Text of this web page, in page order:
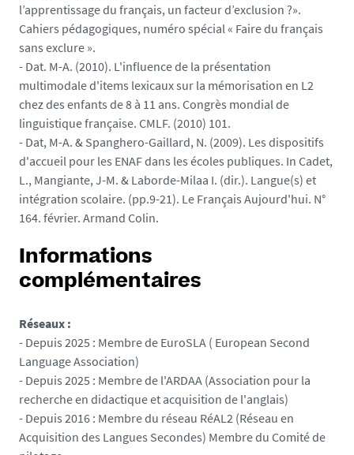
l’apprentissage du français, un facteur d’exclusion ?».
Cahiers pédagogiques, numéro spécial « Faire du français
sans exclure ».
- Dat. M-A. (2010). L'influence de la présentation
multimodale d'items lexicaux sur la mémorisation en L2
chez des enfants de 8 à 11 ans. Congrès mondial de
linguistique française. CMLF. (2010) 101.
- Dat, M-A. & Spanghero-Gaillard, N. (2009). Les dispositifs
d'accueil pour les ENAF dans les écoles publiques. In Cadet,
L., Mangiante, J-M. & Laborde-Milaa I. (dir.). Langue(s) et
intégration scolaire. (pp.9-21). Le Français Aujourd'hui. N°
164. février. Armand Colin.
Informations
complémentaires
Réseaux :
- Depuis 2025 : Membre de EuroSLA ( European Second
Language Association)
- Depuis 2025 : Membre de l'ARDAA (Association pour la
recherche en didactique et acquisition de l'anglais)
- Depuis 2016 : Membre du réseau RéAL2 (Réseau en
Acquisition des Langues Secondes) Membre du Comité de